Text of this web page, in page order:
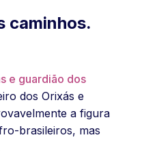
caminhos.
e guardião dos
dos Orixás e
a figura
brasileiros, mas